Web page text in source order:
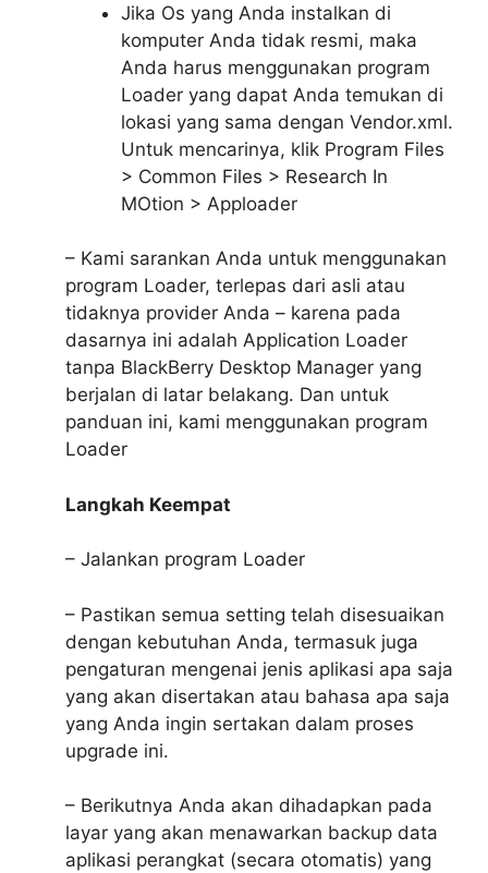
Jika Os yang Anda instalkan di
komputer Anda tidak resmi, maka
Anda harus menggunakan program
Loader yang dapat Anda temukan di
lokasi yang sama dengan Vendor.xml.
Untuk mencarinya, klik Program Files
> Common Files > Research In
MOtion > Apploader
– Kami sarankan Anda untuk menggunakan
program Loader, terlepas dari asli atau
tidaknya provider Anda – karena pada
dasarnya ini adalah Application Loader
tanpa BlackBerry Desktop Manager yang
berjalan di latar belakang. Dan untuk
panduan ini, kami menggunakan program
Loader
Langkah Keempat
– Jalankan program Loader
– Pastikan semua setting telah disesuaikan
dengan kebutuhan Anda, termasuk juga
pengaturan mengenai jenis aplikasi apa saja
yang akan disertakan atau bahasa apa saja
yang Anda ingin sertakan dalam proses
upgrade ini.
– Berikutnya Anda akan dihadapkan pada
layar yang akan menawarkan backup data
aplikasi perangkat (secara otomatis) yang